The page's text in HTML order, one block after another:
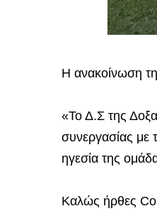
Η ανακοίνωση
«Το Δ.Σ της
συνεργασίας με
ηγεσία της
Καλώς ήρθες